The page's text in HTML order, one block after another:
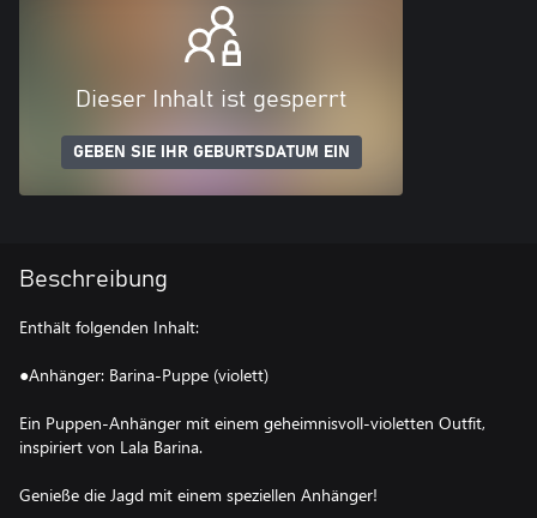
Dieser Inhalt ist gesperrt
GEBEN SIE IHR GEBURTSDATUM EIN
Beschreibung
Enthält folgenden Inhalt:
●Anhänger: Barina-Puppe (violett)
Ein Puppen-Anhänger mit einem geheimnisvoll-violetten Outfit,
inspiriert von Lala Barina.
Genieße die Jagd mit einem speziellen Anhänger!